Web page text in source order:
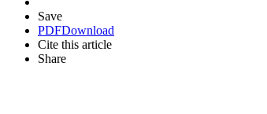
Save
PDFDownload
Cite this article
Share